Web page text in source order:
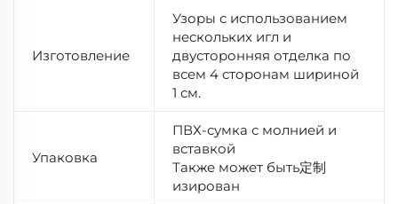
Изготовление
Узоры с использованием
нескольких игл и
двусторонняя отделка по
всем 4 сторонам шириной
1 см.
Упаковка
ПВХ-сумка с молнией и
вставкой
Также может быть定制
изирован